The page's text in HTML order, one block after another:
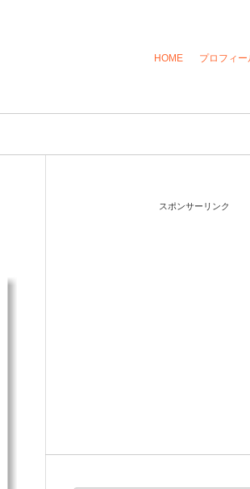
HOME プロフィー
スポンサーリンク